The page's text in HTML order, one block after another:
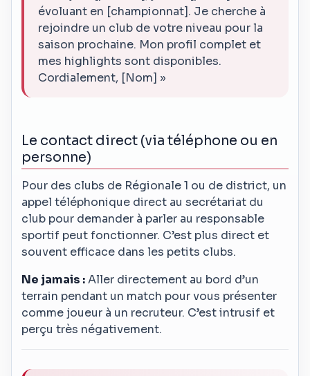
évoluant en [championnat]. Je cherche à
rejoindre un club de votre niveau pour la
saison prochaine. Mon profil complet et
mes highlights sont disponibles.
Cordialement, [Nom] »
Le contact direct (via téléphone ou en
personne)
Pour des clubs de Régionale 1 ou de district, un
appel téléphonique direct au secrétariat du
club pour demander à parler au responsable
sportif peut fonctionner. C’est plus direct et
souvent efficace dans les petits clubs.
Ne jamais :Aller directement au bord d’un
terrain pendant un match pour vous présenter
comme joueur à un recruteur. C’est intrusif et
perçu très négativement.